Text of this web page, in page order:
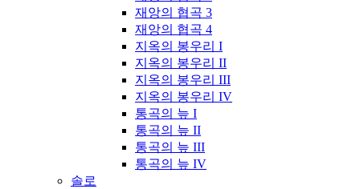
재앙의 협곡 3
재앙의 협곡 4
지옥의 봉우리 I
지옥의 봉우리 II
지옥의 봉우리 III
지옥의 봉우리 IV
통곡의 늪 I
통곡의 늪 II
통곡의 늪 III
통곡의 늪 IV
솔로